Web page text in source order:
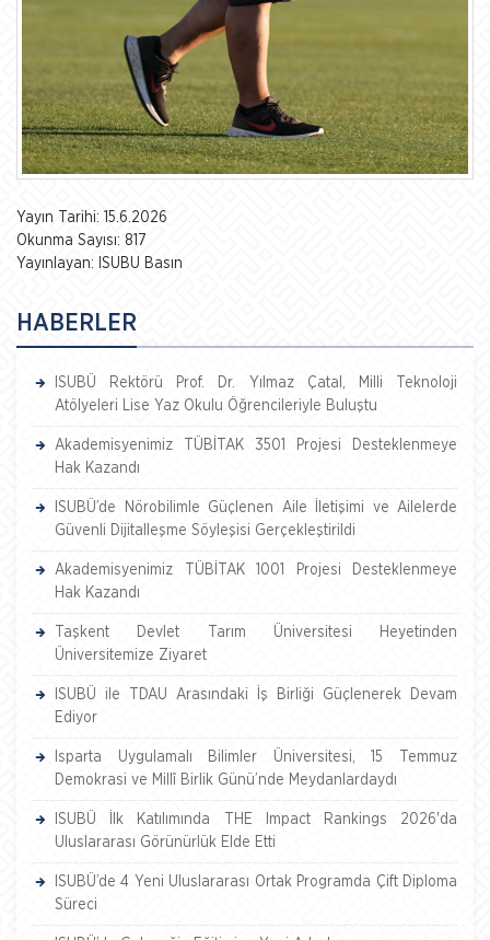
Yayın Tarihi: 15.6.2026
Okunma Sayısı: 817
Yayınlayan: ISUBU Basın
HABERLER
ISUBÜ Rektörü Prof. Dr. Yılmaz Çatal, Milli Teknoloji
Atölyeleri Lise Yaz Okulu Öğrencileriyle Buluştu
Akademisyenimiz TÜBİTAK 3501 Projesi Desteklenmeye
Hak Kazandı
ISUBÜ’de Nörobilimle Güçlenen Aile İletişimi ve Ailelerde
Güvenli Dijitalleşme Söyleşisi Gerçekleştirildi
Akademisyenimiz TÜBİTAK 1001 Projesi Desteklenmeye
Hak Kazandı
Taşkent Devlet Tarım Üniversitesi Heyetinden
Üniversitemize Ziyaret
ISUBÜ ile TDAU Arasındaki İş Birliği Güçlenerek Devam
Ediyor
Isparta Uygulamalı Bilimler Üniversitesi, 15 Temmuz
Demokrasi ve Millî Birlik Günü’nde Meydanlardaydı
ISUBÜ İlk Katılımında THE Impact Rankings 2026'da
Uluslararası Görünürlük Elde Etti
ISUBÜ’de 4 Yeni Uluslararası Ortak Programda Çift Diploma
Süreci